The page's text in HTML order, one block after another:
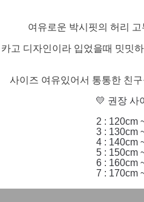
여유로운 박시핏의 허리
카고 디자인이라 입었을때 밋밋
사이즈 여유있어서 통통한 친
💛 권장 사
2 : 120cm
3 : 130cm
4 : 140cm
5 : 150cm
6 : 160cm
7 : 170cm